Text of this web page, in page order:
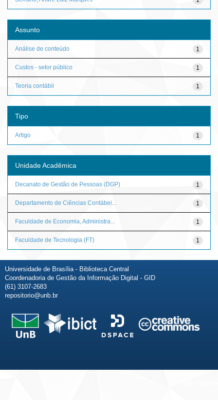
Assunto
1
Análise de conteúdo
1
Custos - setor público
1
Teoria contábil
Tipo
1
Artigo
Unidade Acadêmica
1
Decanato de Gestão de Pessoas (DGP)
1
Departamento de Ciências Contábei...
1
Faculdade de Economia, Administra...
1
Faculdade de Tecnologia (FT)
Universidade de Brasília - Biblioteca Central
Coordenadoria de Gestão da Informação Digital - GID
(61) 3107-2683
repositorio@unb.br